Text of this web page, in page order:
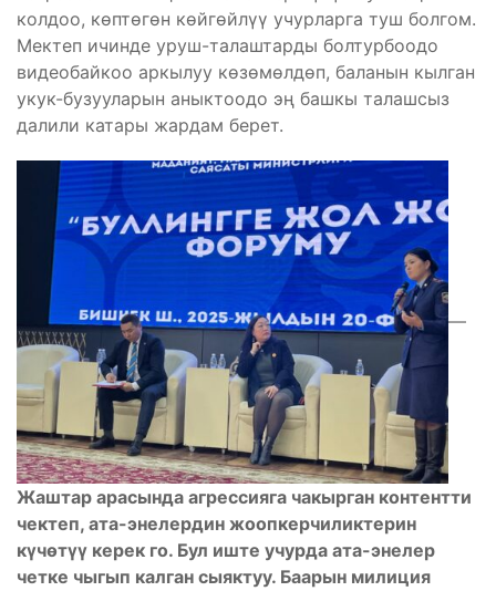
колдоо, көптөгөн көйгөйлүү учурларга туш болгом.
Мектеп ичинде уруш-талаштарды болтурбоодо
видеобайкоо аркылуу көзөмөлдөп, баланын кылган
укук-бузууларын аныктоодо эң башкы талашсыз
далили катары жардам берет.
—
Жаштар арасында агрессияга чакырган контентти
чектеп, ата-энелердин жоопкерчиликтерин
күчөтүү керек го. Бул иште учурда ата-энелер
четке чыгып калган сыяктуу. Баарын милиция